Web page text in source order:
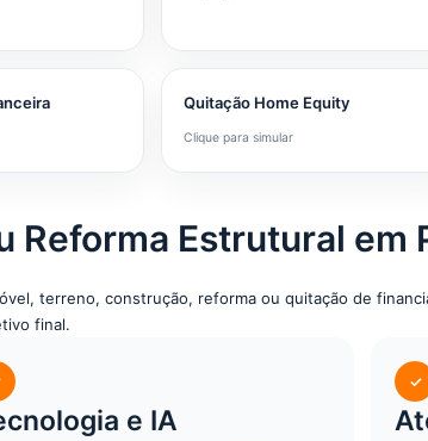
Quitação Home Equity
Clique para simular
Estrutural em
terreno, construção, reforma ou quitação de
final.
e IA
✓